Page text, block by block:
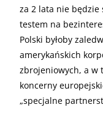
za 2 lata nie będzie
testem na
Polski byłoby
amerykańskich
zbrojeniowych, a w
koncerny
„specjalne